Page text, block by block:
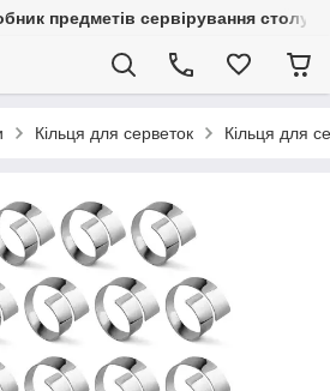
предметів сервірування
Кільця для серветок Кільця для